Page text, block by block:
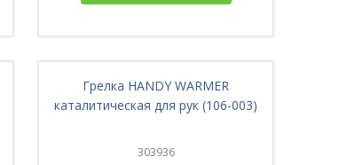
Грелка HANDY WARMER
каталитическая для рук (106-003)
303936